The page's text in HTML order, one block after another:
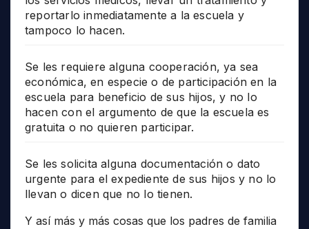
reportarlo inmediatamente a la escuela y
tampoco lo hacen.
Se les requiere alguna cooperación, ya sea
económica, en especie o de participación en la
escuela para beneficio de sus hijos, y no lo
hacen con el argumento de que la escuela es
gratuita o no quieren participar.
Se les solicita alguna documentación o dato
urgente para el expediente de sus hijos y no lo
llevan o dicen que no lo tienen.
Y así más y más cosas que los padres de familia